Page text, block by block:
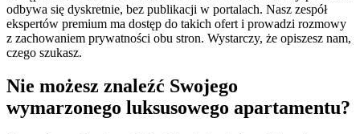
odbywa się dyskretnie, bez publikacji w portalach. Nasz zespół
ekspertów premium ma dostęp do takich ofert i prowadzi rozmowy
z zachowaniem prywatności obu stron. Wystarczy, że opiszesz nam,
czego szukasz.
Nie możesz znaleźć Swojego
wymarzonego luksusowego apartamentu?